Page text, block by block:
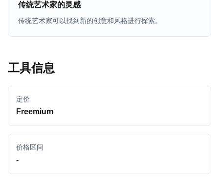
传统艺术家的灵感
传统艺术家可以找到新的创意和风格进行探索。
工具信息
定价
Freemium
价格区间
-